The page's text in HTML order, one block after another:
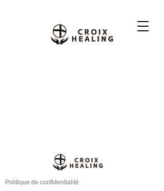
Politique de confidentialité